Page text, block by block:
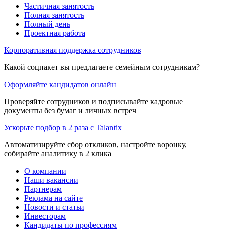
Частичная занятость
Полная занятость
Полный день
Проектная работа
Корпоративная поддержка сотрудников
Какой соцпакет вы предлагаете семейным сотрудникам?
Оформляйте кандидатов онлайн
Проверяйте сотрудников и подписывайте кадровые
документы без бумаг и личных встреч
Ускорьте подбор в 2 раза с Talantix
Автоматизируйте сбор откликов, настройте воронку,
собирайте аналитику в 2 клика
О компании
Наши вакансии
Партнерам
Реклама на сайте
Новости и статьи
Инвесторам
Кандидаты по профессиям